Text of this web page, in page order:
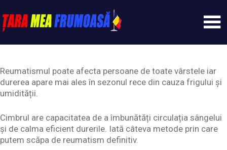
to
content
Tarameafrumoasa
Reumatismul poate afecta persoane de toate vârstele iar
durerea apare mai ales în sezonul rece din cauza frigului și
umidității.
Cimbrul are capacitatea de a îmbunătăți circulația sângelui
și de calma eficient durerile. Iată câteva metode prin care
putem scăpa de reumatism definitiv.